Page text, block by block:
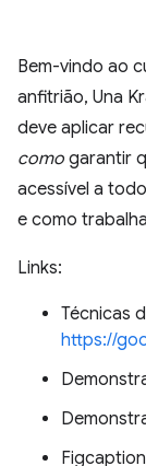
Bem-vindo ao
anfitrião, Una
deve aplicar
como garantir
acessível a
e como
Links:
Técnicas
https://